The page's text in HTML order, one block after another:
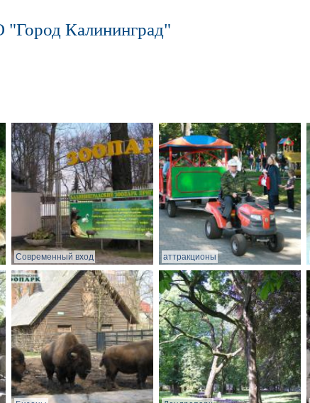
"Город Калининград"
Современный вход аттракционы